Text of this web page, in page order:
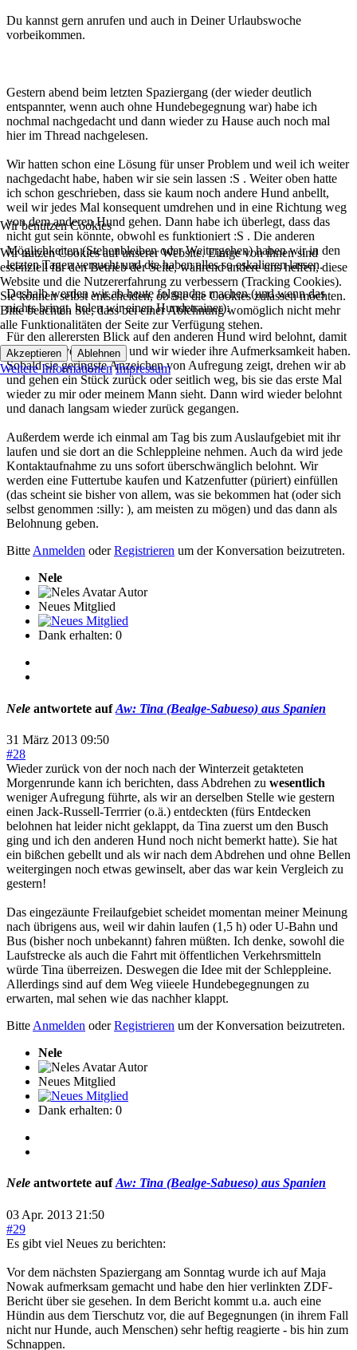
Du kannst gern anrufen und auch in Deiner Urlaubswoche
vorbeikommen.
Gestern abend beim letzten Spaziergang (der wieder deutlich
entspannter, wenn auch ohne Hundebegegnung war) habe ich
nochmal nachgedacht und dann wieder zu Hause auch noch mal
hier im Thread nachgelesen.
Wir hatten schon eine Lösung für unser Problem und weil ich weiter
nachgedacht habe, haben wir sie sein lassen :S . Weiter oben hatte
ich schon geschrieben, dass sie kaum noch andere Hund anbellt,
weil wir jedes Mal konsequent umdrehen und in eine Richtung weg
von dem anderen Hund gehen. Dann habe ich überlegt, dass das
nicht gut sein könnte, obwohl es funktioniert :S . Die anderen
Möglichkeiten (Stehenbleiben oder Weitergehen) haben wir in den
letzten Tagen versucht und die haben alles so eskalieren lassen.
Deshalb werden wir ab heute folgendes machen (und wenn das
nichts bringt, holen wir einen Hundetrainer):
Für den allerersten Blick auf den anderen Hund wird belohnt, damit
das positiv verknüpft ist und wir wieder ihre Aufmerksamkeit haben.
Sobald sie geringste Anzeichen von Aufregung zeigt, drehen wir ab
und gehen ein Stück zurück oder seitlich weg, bis sie das erste Mal
wieder zu mir oder meinem Mann sieht. Dann wird wieder belohnt
und danach langsam wieder zurück gegangen.
Außerdem werde ich einmal am Tag bis zum Auslaufgebiet mit ihr
laufen und sie dort an die Schleppleine nehmen. Auch da wird jede
Kontaktaufnahme zu uns sofort überschwänglich belohnt. Wir
werden eine Futtertube kaufen und Katzenfutter (püriert) einfüllen
(das scheint sie bisher von allem, was sie bekommen hat (oder sich
selbst genommen :silly: ), am meisten zu mögen) und das dann als
Belohnung geben.
BitteAnmelden oderRegistrieren um der Konversation beizutreten.
Nele
Autor
Neues Mitglied
Dank erhalten: 0
Nele antwortete aufAw: Tina (Bealge-Sabueso) aus Spanien
31 März 2013 09:50
#28
Wieder zurück von der noch nach der Winterzeit getakteten
Morgenrunde kann ich berichten, dass Abdrehen zu wesentlich
weniger Aufregung führte, als wir an derselben Stelle wie gestern
einen Jack-Russell-Terrrier (o.ä.) entdeckten (fürs Entdecken
belohnen hat leider nicht geklappt, da Tina zuerst um den Busch
ging und ich den anderen Hund noch nicht bemerkt hatte). Sie hat
ein bißchen gebellt und als wir nach dem Abdrehen und ohne Bellen
weitergingen noch etwas gewinselt, aber das war kein Vergleich zu
gestern!
Das eingezäunte Freilaufgebiet scheidet momentan meiner Meinung
nach übrigens aus, weil wir dahin laufen (1,5 h) oder U-Bahn und
Bus (bisher noch unbekannt) fahren müßten. Ich denke, sowohl die
Laufstrecke als auch die Fahrt mit öffentlichen Verkehrsmitteln
würde Tina überreizen. Deswegen die Idee mit der Schleppleine.
Allerdings sind auf dem Weg viieele Hundebegegnungen zu
erwarten, mal sehen wie das nachher klappt.
Bitte Anmelden oderRegistrieren um der Konversation beizutreten.
Nele
Autor
Neues Mitglied
Dank erhalten: 0
Nele antwortete aufAw: Tina (Bealge-Sabueso) aus Spanien
03 Apr. 2013 21:50
#29
Es gibt viel Neues zu berichten:
Vor dem nächsten Spaziergang am Sonntag wurde ich auf Maja
Nowak aufmerksam gemacht und habe den hier verlinkten ZDF-
Bericht über sie gesehen. In dem Bericht kommt u.a. auch eine
Hündin aus dem Tierschutz vor, die auf Begegnungen (in ihrem Fall
nicht nur Hunde, auch Menschen) sehr heftig reagierte - bis hin zum
Schnappen.
Wir benutzen Cookies
Wir nutzen Cookies auf unserer Website. Einige von ihnen sind
essenziell für den Betrieb der Seite, während andere uns helfen, diese
Website und die Nutzererfahrung zu verbessern (Tracking Cookies).
Sie können selbst entscheiden, ob Sie die Cookies zulassen möchten.
Bitte beachten Sie, dass bei einer Ablehnung womöglich nicht mehr
alle Funktionalitäten der Seite zur Verfügung stehen.
Akzeptieren Ablehnen
Weitere Informationen Impressum